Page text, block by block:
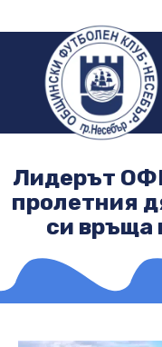
Лидерът
пролетния
си връща